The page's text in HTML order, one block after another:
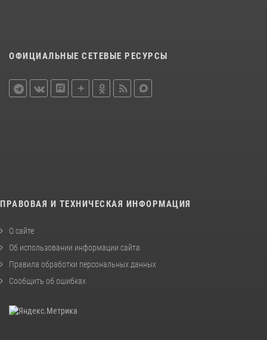
ОФИЦИАЛЬНЫЕ СЕТЕВЫЕ РЕСУРСЫ
ПРАВОВАЯ И ТЕХНИЧЕСКАЯ ИНФОРМАЦИЯ
О сайте
Об использовании информации сайта
Правила обработки персональных данных
Сообщить об ошибках